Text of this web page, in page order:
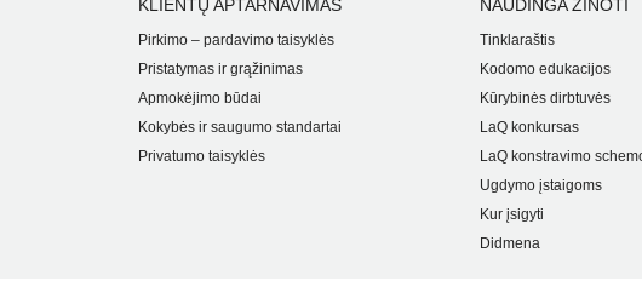
KLIENTŲ APTARNAVIMAS
Pirkimo – pardavimo taisyklės
Pristatymas ir grąžinimas
Apmokėjimo būdai
Kokybės ir saugumo standartai
Privatumo taisyklės
NAUDINGA ŽINOTI
Tinklaraštis
Kodomo edukacijos
Kūrybinės dirbtuvės
LaQ konkursas
LaQ konstravimo
Ugdymo įstaigoms
Kur įsigyti
Didmena